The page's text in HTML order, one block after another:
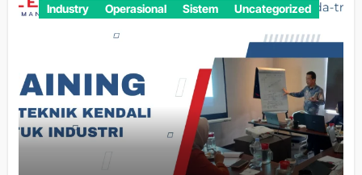
Industry Operasional Sistem Uncategorized